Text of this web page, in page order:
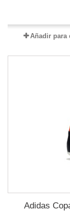
Añadir para
Adidas